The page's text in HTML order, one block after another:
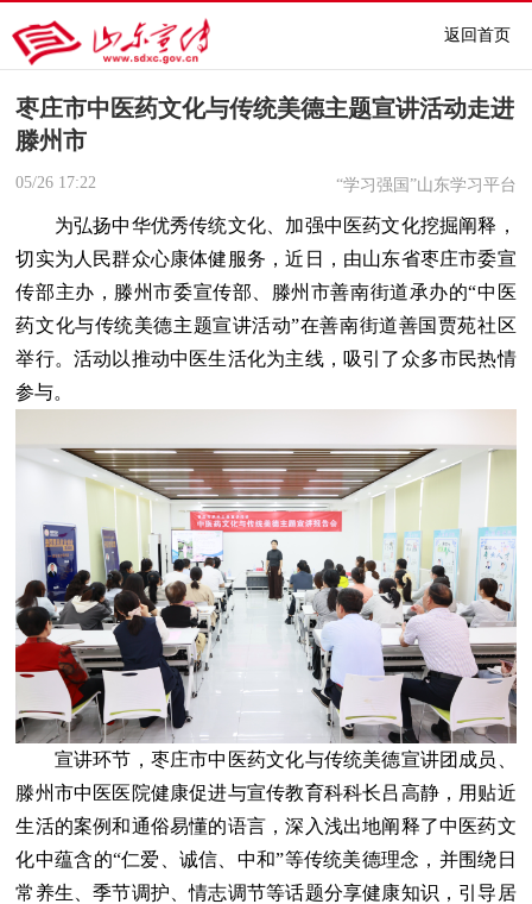
返回首页
枣庄市中医药文化与传统美德主题宣讲活动走进
滕州市
05/26 17:22 “学习强国”山东学习平台
为弘扬中华优秀传统文化、加强中医药文化挖掘阐释，
切实为人民群众心康体健服务，近日，由山东省枣庄市委宣
传部主办，滕州市委宣传部、滕州市善南街道承办的“中医
药文化与传统美德主题宣讲活动”在善南街道善国贾苑社区
举行。活动以推动中医生活化为主线，吸引了众多市民热情
参与。
宣讲环节，枣庄市中医药文化与传统美德宣讲团成员、
滕州市中医医院健康促进与宣传教育科科长吕高静，用贴近
生活的案例和通俗易懂的语言，深入浅出地阐释了中医药文
化中蕴含的“仁爱、诚信、中和”等传统美德理念，并围绕日
常养生、季节调护、情志调节等话题分享健康知识，引导居